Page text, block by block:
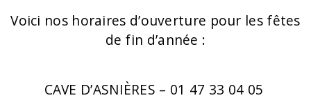
Voici nos horaires d’ouverture pour les fêtes
de fin d’année :
CAVE D’ASNIÈRES – 01 47 33 04 05